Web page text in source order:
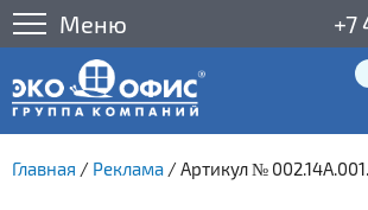
Меню +7
Главная / Реклама /Артикул №